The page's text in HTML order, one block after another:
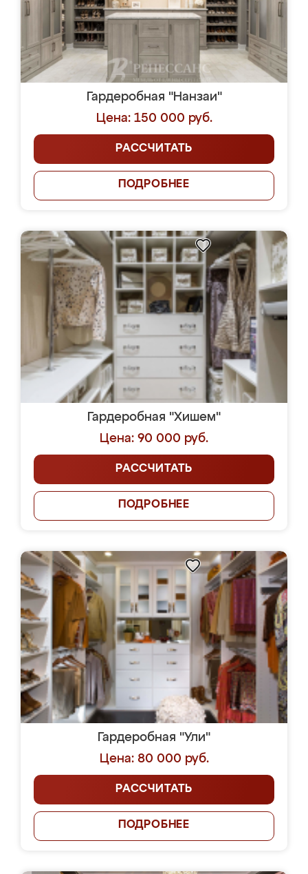
Гардеробная "Нанзаи"
Цена: 150 000 руб.
РАССЧИТАТЬ
ПОДРОБНЕЕ
Гардеробная "Хишем"
Цена: 90 000 руб.
РАССЧИТАТЬ
ПОДРОБНЕЕ
Гардеробная "Ули"
Цена: 80 000 руб.
РАССЧИТАТЬ
ПОДРОБНЕЕ